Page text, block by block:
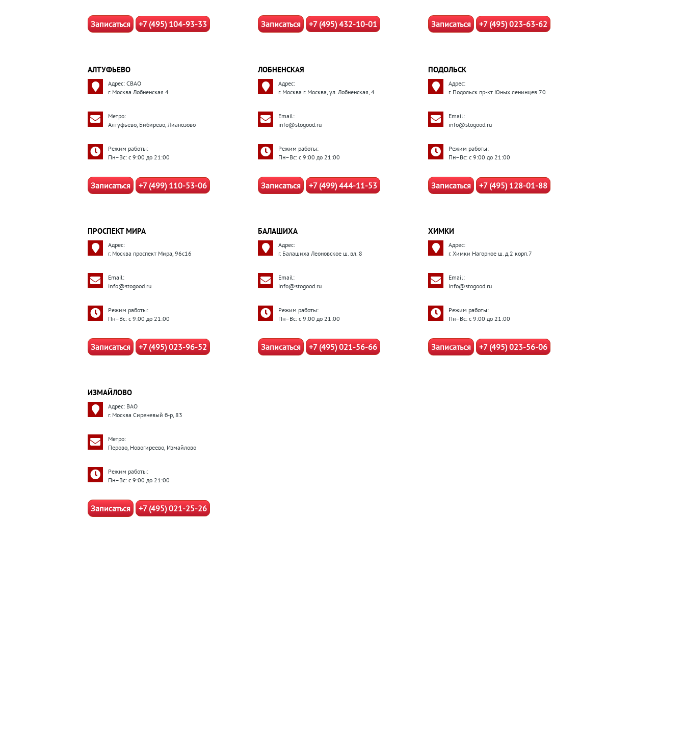
Записаться +7 (495) 104-93-33 Записаться +7 (495) 432-10-01 Записаться +7 (495) 023-63-62
АЛТУФЬЕВО
Адрес: СВАО
г. Москва Лобненская 4
Метро:
Алтуфьево, Бибирево, Лианозово
Режим работы:
Пн–Вс: с 9:00 до 21:00
Записаться +7 (499) 110-53-06
ЛОБНЕНСКАЯ
Адрес:
г. Москва г. Москва, ул. Лобненская, 4
Email:
info@stogood.ru
Режим работы:
Пн–Вс: с 9:00 до 21:00
Записаться +7 (499) 444-11-53
ПОДОЛЬСК
Адрес:
г. Подольск пр-кт Юных ленинцев 70
Email:
info@stogood.ru
Режим работы:
Пн–Вс: с 9:00 до 21:00
Записаться +7 (495) 128-01-88
ПРОСПЕКТ МИРА
Адрес:
г. Москва проспект Мира, 96с16
Email:
info@stogood.ru
Режим работы:
Пн–Вс: с 9:00 до 21:00
Записаться +7 (495) 023-96-52
БАЛАШИХА
Адрес:
г. Балашиха Леоновское ш. вл. 8
Email:
info@stogood.ru
Режим работы:
Пн–Вс: с 9:00 до 21:00
Записаться +7 (495) 021-56-66
ХИМКИ
Адрес:
г. Химки Нагорное ш. д.2 корп.7
Email:
info@stogood.ru
Режим работы:
Пн–Вс: с 9:00 до 21:00
Записаться +7 (495) 023-56-06
ИЗМАЙЛОВО
Адрес: ВАО
г. Москва Сиреневый б-р, 83
Метро:
Перово, Новогиреево, Измайлово
Режим работы:
Пн–Вс: с 9:00 до 21:00
Записаться +7 (495) 021-25-26